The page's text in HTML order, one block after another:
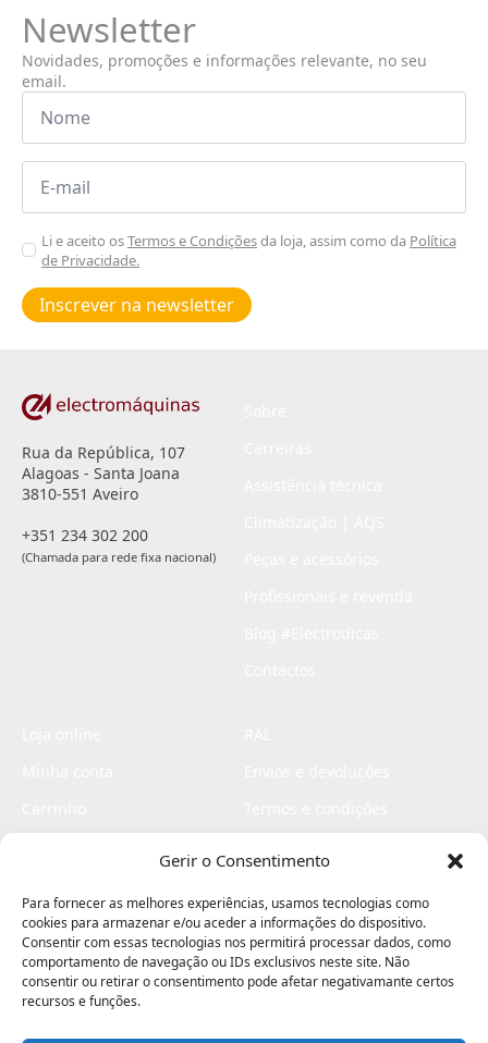
Gerir o Consentimento
Para fornecer as melhores experiências, usamos tecnologias como
cookies para armazenar e/ou aceder a informações do dispositivo.
Consentir com essas tecnologias nos permitirá processar dados, como
comportamento de navegação ou IDs exclusivos neste site. Não
consentir ou retirar o consentimento pode afetar negativamante certos
recursos e funções.
Newsletter
Novidades, promoções e informações relevante, no seu
email.
Nome
Email
Aceitar
Poiticas
de
privacidade
Li e aceito osTermos e Condiçõesda loja, assim como da Política
de Privacidade.
Inscrever na newsletter
Rua da República, 107
Alagoas - Santa Joana
3810-551 Aveiro
+351 234 302 200
(Chamada para rede fixa nacional)
Livro de elogios